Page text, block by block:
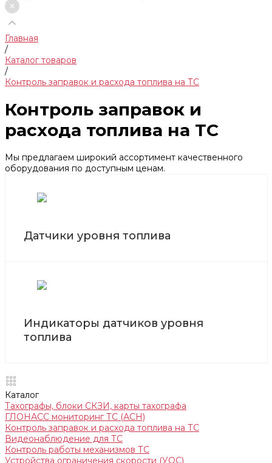
Главная
/
Каталог товаров
/
Контроль заправок и расхода топлива на ТС
Контроль заправок и
расхода топлива на ТС
Мы предлагаем широкий ассортимент качественного
оборудования по доступным ценам.
Датчики уровня топлива
Индикаторы датчиков уровня
топлива
Каталог
Тахографы, блоки СКЗИ, карты тахографа
ГЛОНАСС мониторинг ТС (АСН)
Контроль заправок и расхода топлива на ТС
Видеонаблюдение для ТС
Контроль работы механизмов ТС
Устройства ограничения скорости (УОС)